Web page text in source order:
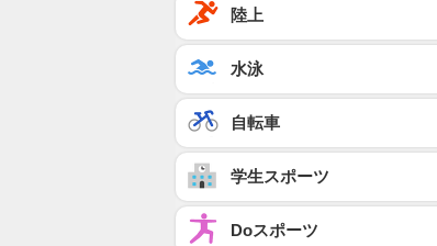
陸上
水泳
自転車
学生スポーツ
Doスポーツ